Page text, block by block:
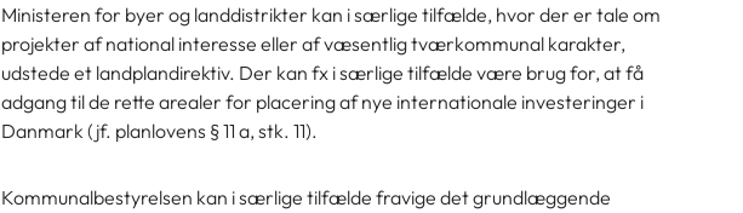
Ministeren for byer og landdistrikter kan i særlige tilfælde, hvor der er tale om
projekter af national interesse eller af væsentlig tværkommunal karakter,
udstede et landplandirektiv. Der kan fx i særlige tilfælde være brug for, at få
adgang til de rette arealer for placering af nye internationale investeringer i
Danmark (jf. planlovens § 11 a, stk. 11).
Kommunalbestyrelsen kan i særlige tilfælde fravige det grundlæggende